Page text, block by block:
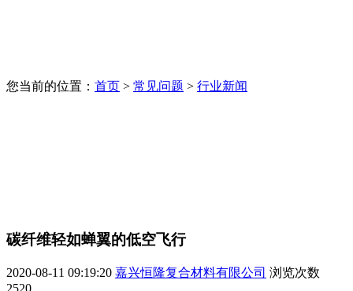
您当前的位置： 首页 > 常见问题 > 行业新闻
碳纤维轻如蝉翼的低空飞行
2020-08-11 09:19:20 嘉兴恒隆复合材料有限公司 浏览次数
2520